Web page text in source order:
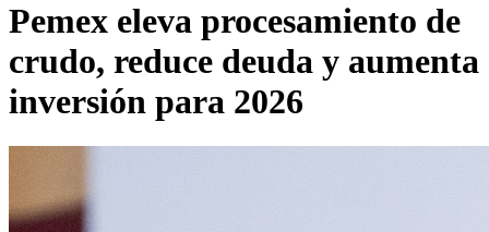
Pemex eleva procesamiento de
crudo, reduce deuda y aumenta
inversión para 2026